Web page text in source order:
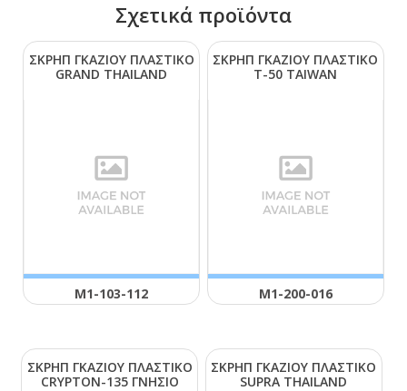
Σχετικά προϊόντα
ΣΚΡΗΠ ΓΚΑΖΙΟΥ ΠΛΑΣΤΙΚΟ
GRΑΝD ΤΗΑΙLΑΝD
Μ1-103-112
ΣΚΡΗΠ ΓΚΑΖΙΟΥ ΠΛΑΣΤΙΚΟ
Τ-50 ΤΑΙWΑΝ
Μ1-200-016
ΣΚΡΗΠ ΓΚΑΖΙΟΥ ΠΛΑΣΤΙΚΟ
CRΥΡΤΟΝ-135 ΓΝΗΣΙΟ
ΣΚΡΗΠ ΓΚΑΖΙΟΥ ΠΛΑΣΤΙΚΟ
SUΡRΑ ΤΗΑΙLΑΝD